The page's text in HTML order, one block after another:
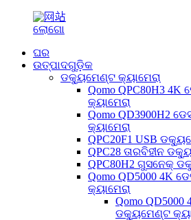
ଘର
ଉତ୍ପାଦଗୁଡ଼ିକ
ଡକ୍ୟୁମେଣ୍ଟ କ୍ୟାମେରା
Qomo QPC80H3
କ୍ୟାମେରା
Qomo QD3900H2
କ୍ୟାମେରା
QPC20F1 USB
QPC28 ତାରବିହୀନ
QPC80H2 ଗୁସନେକ୍
Qomo QD5000 4K
କ୍ୟାମେରା
Qomo
ଡକ୍ୟୁମେଣ୍ଟ